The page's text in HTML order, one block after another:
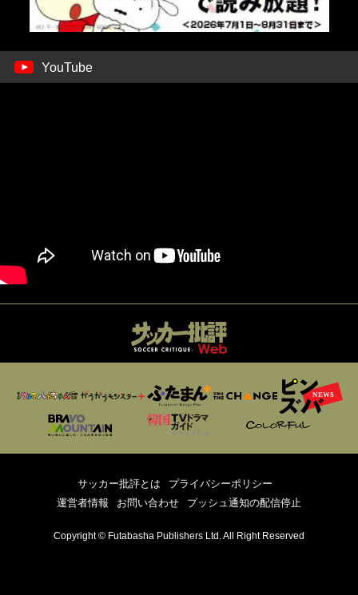
YouTube
サッカー批評とは
プライバシーポリシー
運営者情報
お問い合わせ プッシュ通知の配信停止
Copyright © Futabasha Publishers Ltd. All Right Reserved